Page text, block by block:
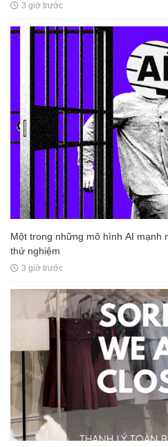
3 giờ trước
Một trong những mô hình AI mạnh
thử nghiệm
3 giờ trước